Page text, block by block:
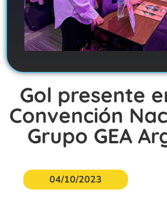
Gol presente
Convención
Grupo GEA
04/10/2023